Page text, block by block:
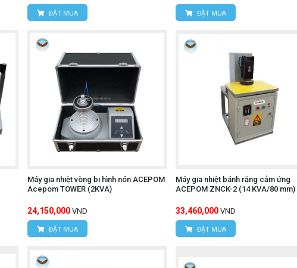
ĐẶT MUA ĐẶT MUA
Máy gia nhiệt vòng bi hình nón ACEPOM
Acepom TOWER (2KVA)
24,150,000 VND
ĐẶT MUA
Máy gia nhiệt bánh răng cảm ứng
ACEPOM ZNCK-2 (14 KVA/80 mm)
33,460,000 VND
ĐẶT MUA